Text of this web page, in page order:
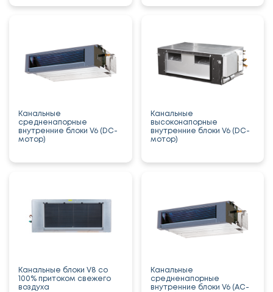
Канальные
средненапорные
внутренние блоки V6 (DC-
мотор)
Канальные
высоконапорные
внутренние блоки V6 (DC-
мотор)
Канальные блоки V8 со
100% притоком свежего
воздуха
Канальные
средненапорные
внутренние блоки V6 (AC-